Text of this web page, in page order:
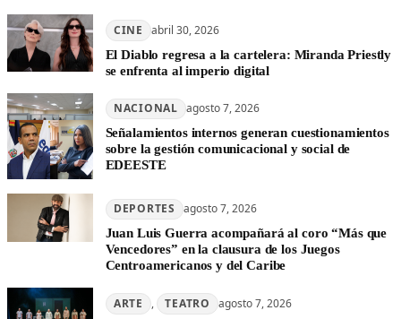
CINE abril 30, 2026
El Diablo regresa a la cartelera: Miranda Priestly
se enfrenta al imperio digital
NACIONAL agosto 7, 2026
Señalamientos internos generan cuestionamientos
sobre la gestión comunicacional y social de
EDEESTE
DEPORTES agosto 7, 2026
Juan Luis Guerra acompañará al coro “Más que
Vencedores” en la clausura de los Juegos
Centroamericanos y del Caribe
ARTE , TEATRO agosto 7, 2026